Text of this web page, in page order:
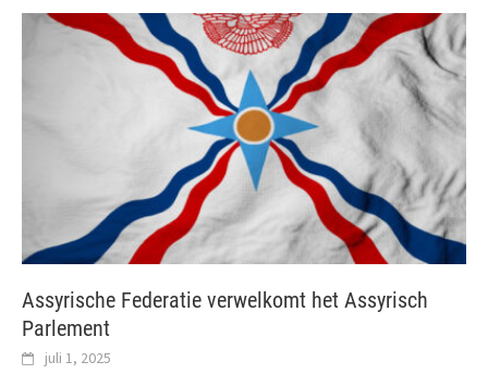
Assyrische Federatie verwelkomt het Assyrisch
Parlement
juli 1, 2025